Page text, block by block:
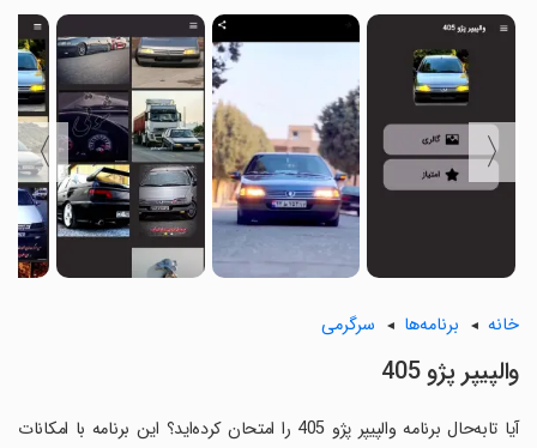
〈
〉
خانه برنامه‌ها سرگرمی
والپیپر پژو 405
آیا تابه‌حال برنامه والپیپر پژو 405 را امتحان کرده‌اید؟ این برنامه با امکانات